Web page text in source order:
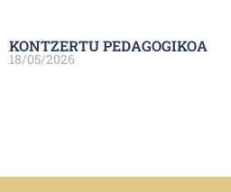
KONTZERTU PEDAGOGIKOA
18/05/2026